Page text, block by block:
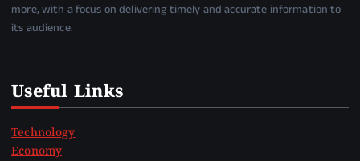
more, with a focus on delivering timely and accurate information to
its audience.
Useful Links
Technology
Economy